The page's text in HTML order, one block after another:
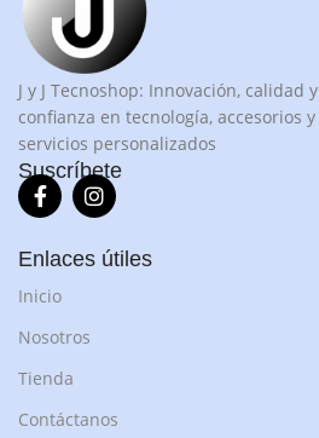
J y J Tecnoshop: Innovación, calidad y
confianza en tecnología, accesorios y
servicios personalizados
Suscríbete
Enlaces útiles
Inicio
Nosotros
Tienda
Contáctanos